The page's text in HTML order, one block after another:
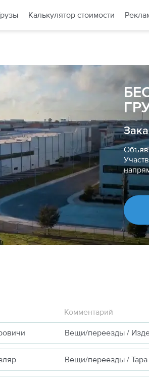
Калькулятор стоимости
Комментарий
Вещи/переезды /
Вещи/переезды / Тара